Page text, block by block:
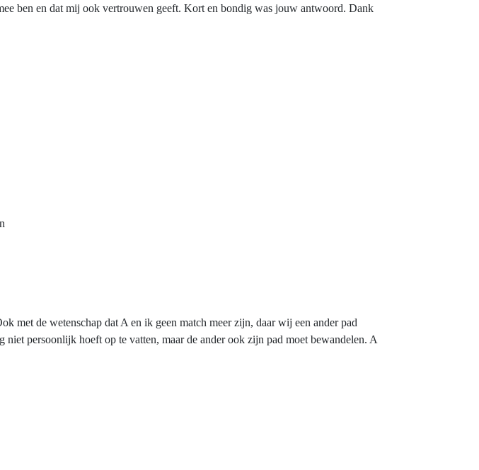
ben en dat mij ook vertrouwen geeft. Kort en bondig was jouw antwoord. Dank
met de wetenschap dat A en ik geen match meer zijn, daar wij een ander pad
persoonlijk hoeft op te vatten, maar de ander ook zijn pad moet bewandelen. A